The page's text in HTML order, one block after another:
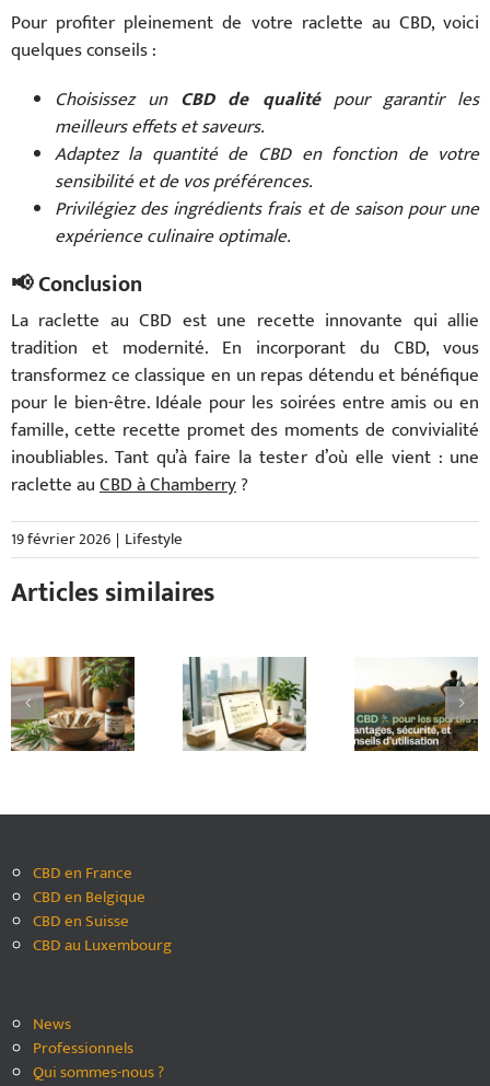
Pour profiter pleinement de votre raclette au CBD, voici
quelques conseils :
Choisissez un CBD de qualitépour garantir les
meilleurs effets et saveurs.
Adaptez la quantité de CBD en fonction de votre
sensibilité et de vos préférences.
Privilégiez des ingrédients frais et de saison pour une
expérience culinaire optimale.
📢 Conclusion
La raclette au CBD est une recette innovante qui allie
tradition et modernité. En incorporant du CBD, vous
transformez ce classique en un repas détendu et bénéfique
pour le bien-être. Idéale pour les soirées entre amis ou en
famille, cette recette promet des moments de convivialité
inoubliables. Tant qu’à faire la tester d’où elle vient : une
raclette auCBD à Chamberry?
19 février 2026 | Lifestyle
Articles similaires
Testez les
au CBD :
une
solution
efficace et
💊
légalité,
usages et
conseils
pour une
🏢
pour les
sportifs :
avantages,
sécurité,
CBD en France
CBD en Belgique
CBD en Suisse
CBD au Luxembourg
News
Professionnels
Qui sommes-nous ?